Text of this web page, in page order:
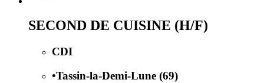
SECOND DE CUISINE (H/F)
CDI
•Tassin-la-Demi-Lune (69)